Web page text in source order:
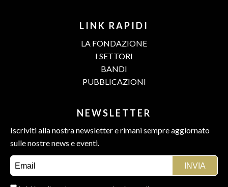
LINK RAPIDI
LA FONDAZIONE
I SETTORI
BANDI
PUBBLICAZIONI
NEWSLETTER
Iscriviti alla nostra newsletter e rimani sempre aggiornato
sulle nostre news e eventi.